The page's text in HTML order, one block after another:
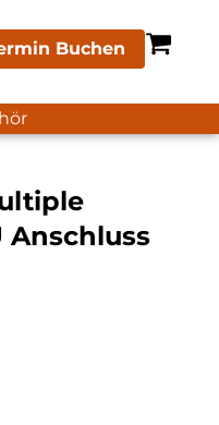
Buchen
Anschluss